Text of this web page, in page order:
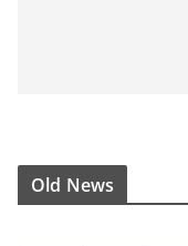
Old News